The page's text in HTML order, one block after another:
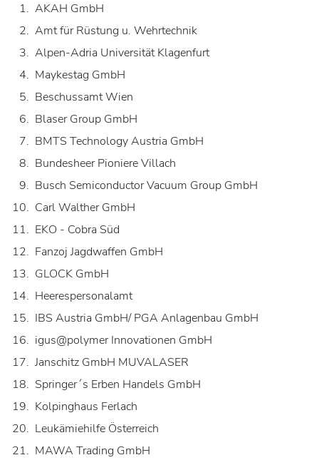
AKAH GmbH
Amt für Rüstung u. Wehrtechnik
Alpen-Adria Universität Klagenfurt
Maykestag GmbH
Beschussamt Wien
Blaser Group GmbH
BMTS Technology Austria GmbH
Bundesheer Pioniere Villach
Busch Semiconductor Vacuum Group GmbH
Carl Walther GmbH
EKO - Cobra Süd
Fanzoj Jagdwaffen GmbH
GLOCK GmbH
Heerespersonalamt
IBS Austria GmbH/ PGA Anlagenbau GmbH
igus@polymer Innovationen GmbH
Janschitz GmbH MUVALASER
Springer´s Erben Handels GmbH
Kolpinghaus Ferlach
Leukämiehilfe Österreich
MAWA Trading GmbH